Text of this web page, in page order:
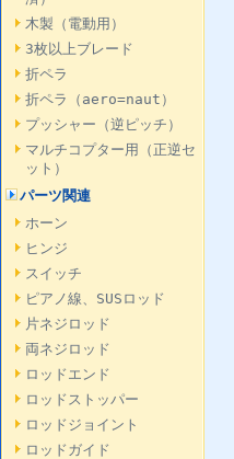
木製（電動用）
3枚以上ブレード
折ペラ
折ペラ（aero=naut）
プッシャー（逆ピッチ）
マルチコプター用（正逆セ
ット）
パーツ関連
ホーン
ヒンジ
スイッチ
ピアノ線、SUSロッド
片ネジロッド
両ネジロッド
ロッドエンド
ロッドストッパー
ロッドジョイント
ロッドガイド